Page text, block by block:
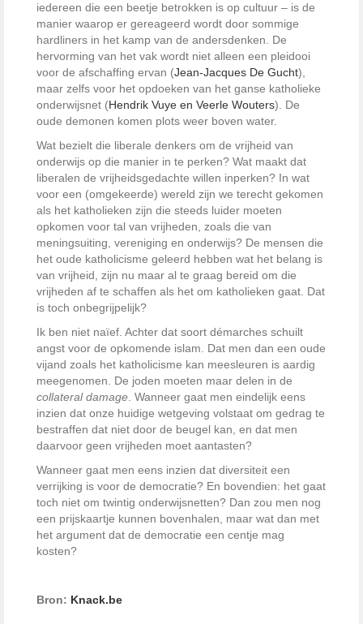
iedereen die een beetje betrokken is op cultuur – is de
manier waarop er gereageerd wordt door sommige
hardliners in het kamp van de andersdenken. De
hervorming van het vak wordt niet alleen een pleidooi
voor de afschaffing ervan (Jean-Jacques De Gucht),
maar zelfs voor het opdoeken van het ganse katholieke
onderwijsnet (Hendrik Vuye en Veerle Wouters). De
oude demonen komen plots weer boven water.
Wat bezielt die liberale denkers om de vrijheid van
onderwijs op die manier in te perken? Wat maakt dat
liberalen de vrijheidsgedachte willen inperken? In wat
voor een (omgekeerde) wereld zijn we terecht gekomen
als het katholieken zijn die steeds luider moeten
opkomen voor tal van vrijheden, zoals die van
meningsuiting, vereniging en onderwijs? De mensen die
het oude katholicisme geleerd hebben wat het belang is
van vrijheid, zijn nu maar al te graag bereid om die
vrijheden af te schaffen als het om katholieken gaat. Dat
is toch onbegrijpelijk?
Ik ben niet naïef. Achter dat soort démarches schuilt
angst voor de opkomende islam. Dat men dan een oude
vijand zoals het katholicisme kan meesleuren is aardig
meegenomen. De joden moeten maar delen in de
collateral damage . Wanneer gaat men eindelijk eens
inzien dat onze huidige wetgeving volstaat om gedrag te
bestraffen dat niet door de beugel kan, en dat men
daarvoor geen vrijheden moet aantasten?
Wanneer gaat men eens inzien dat diversiteit een
verrijking is voor de democratie? En bovendien: het gaat
toch niet om twintig onderwijsnetten? Dan zou men nog
een prijskaartje kunnen bovenhalen, maar wat dan met
het argument dat de democratie een centje mag
kosten?
Bron: Knack.be